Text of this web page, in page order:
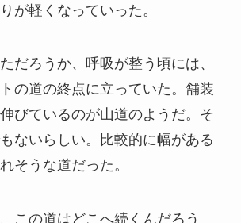
が軽くなっていった。
だろうか、呼吸が整う頃には、
の道の終点に立っていた。舗装
びているのが山道のようだ。そ
ないらしい。比較的に幅がある
そうな道だった。
この道はどこへ続くんだろう